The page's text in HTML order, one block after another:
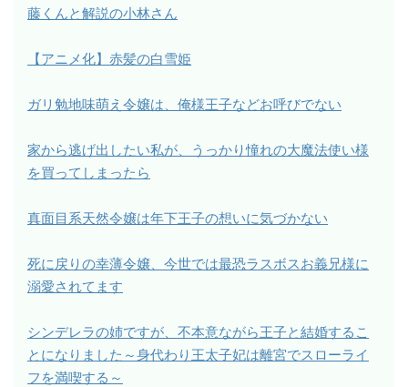
藤くんと解説の小林さん
【アニメ化】赤髪の白雪姫
ガリ勉地味萌え令嬢は、俺様王子などお呼びでない
家から逃げ出したい私が、うっかり憧れの大魔法使い様
を買ってしまったら
真面目系天然令嬢は年下王子の想いに気づかない
死に戻りの幸薄令嬢、今世では最恐ラスボスお義兄様に
溺愛されてます
シンデレラの姉ですが、不本意ながら王子と結婚するこ
とになりました～身代わり王太子妃は離宮でスローライ
フを満喫する～